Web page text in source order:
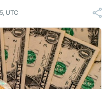
UTC